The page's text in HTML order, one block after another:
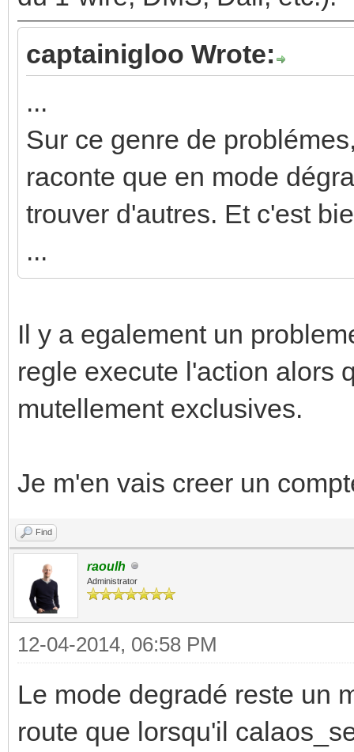
captainigloo Wrote:
...
Sur ce genre de
raconte que en mode
trouver d'autres. Et c'est
...
Il y a egalement un
regle execute l'action alors
mutellement exclusives.
Je m'en vais creer un
Find
raoulh
Administrator
12-04-2014, 06:58 PM
Le mode degradé reste un
route que lorsqu'il